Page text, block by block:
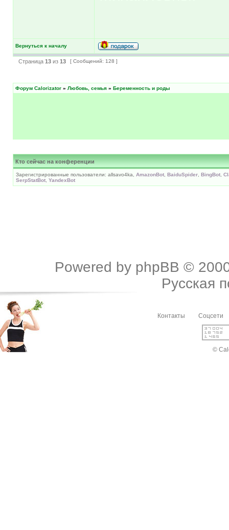
Вернуться к началу
Страница 13 из 13 [ Сообщений: 128 ]
Форум Calorizator » Любовь, семья » Беременность и роды
Кто сейчас на конференции
Зарегистрированные пользователи: allsavo4ka, AmazonBot BaiduSpider BingBot
SerpStatBot YandexBot
Powered by phpBB ©
Русская
Контакты Соцсети
©